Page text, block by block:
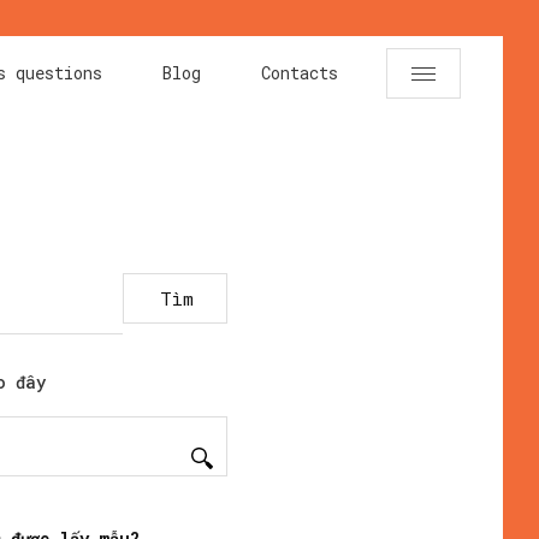
questions Blog Contacts
Tìm
đây